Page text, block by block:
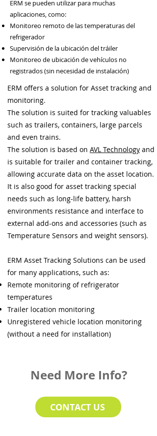
ERM se pueden utilizar para muchas
aplicaciones, como:
Monitoreo remoto de las temperaturas del
refrigerador
Supervisión de la ubicación del tráiler
Monitoreo de ubicación de vehículos no
registrados (sin necesidad de instalación)
ERM offers a solution for Asset tracking and
monitoring.
The solution is suited for tracking valuables
such as trailers, containers, large parcels
and even trains.
The solution is based on AVL Technology and
is suitable for trailer and container tracking,
allowing accurate data on the asset location.
It is also good for asset tracking special
needs such as long-life battery, harsh
environments resistance and interface to
external add-ons and accessories (such as
Temperature Sensors and weight sensors).
ERM Asset Tracking Solutions can be used
for many applications, such as:
Remote monitoring of refrigerator
temperatures
Trailer location monitoring
Unregistered vehicle location monitoring
(without a need for installation)
Need More Info?
CONTACT US